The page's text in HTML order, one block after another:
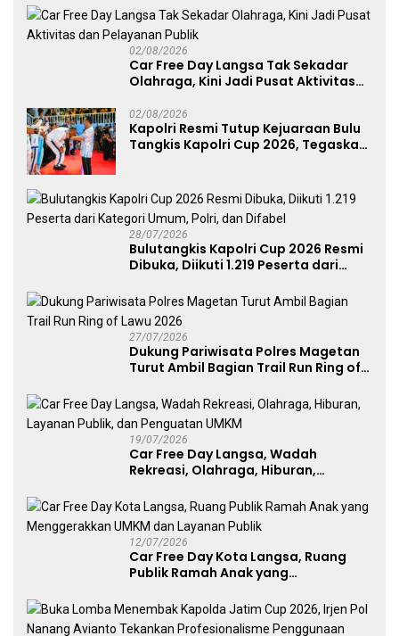
Perkuat Soliditas Prajurit
02/08/2026
Car Free Day Langsa Tak Sekadar
Olahraga, Kini Jadi Pusat Aktivitas
02/08/2026
Kapolri Resmi Tutup Kejuaraan Bulu
Tangkis Kapolri Cup 2026, Tegaskan
28/07/2026
Bulutangkis Kapolri Cup 2026 Resmi
Dibuka, Diikuti 1.219 Peserta dari
27/07/2026
Dukung Pariwisata Polres Magetan
Turut Ambil Bagian Trail Run Ring of
19/07/2026
Car Free Day Langsa, Wadah
Rekreasi, Olahraga, Hiburan,
UMKM
12/07/2026
Car Free Day Kota Langsa, Ruang
Publik Ramah Anak yang
Publik